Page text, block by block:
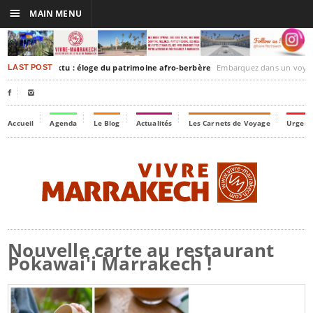
LAST POST
Timbuktu : éloge du patrimoine afro-berbère Embarquez dans un voyage culturel dans le
 
Accueil Agenda Le Blog Actualités Les Carnets de Voyage
Nouvelle carte au restaurant
Pokawai'i Marrakech !
☰ MAIN MENU